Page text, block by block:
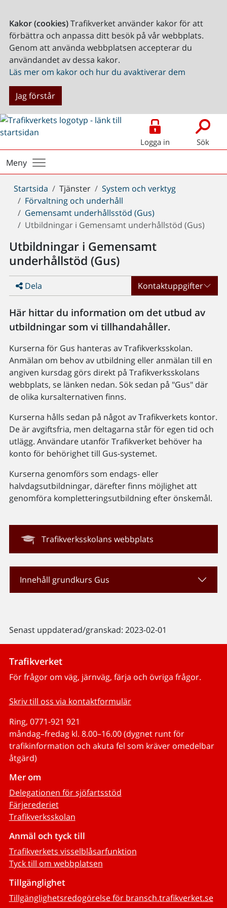
Kakor (cookies)Trafikverket använder kakor för att
förbättra och anpassa ditt besök på vår webbplats.
Genom att använda webbplatsen accepterar du
användandet av dessa kakor.
Läs mer om kakor och hur du avaktiverar dem
Jag förstår
Logga in Sök
Meny
Du
är
här:
Startsida Tjänster
System och verktyg
Förvaltning och underhåll
Gemensamt underhållsstöd (Gus)
Utbildningar i Gemensamt underhållstöd (Gus)
Utbildningar i Gemensamt
underhållstöd (Gus)
Dela Kontaktuppgifter
Här hittar du information om det utbud av
utbildningar som vi tillhandahåller.
Kurserna för Gus hanteras av Trafikverksskolan.
Anmälan om behov av utbildning eller anmälan till en
angiven kursdag görs direkt på Trafikverksskolans
webbplats, se länken nedan. Sök sedan på "Gus" där
de olika kursalternativen finns.
Kurserna hålls sedan på något av Trafikverkets kontor.
De är avgiftsfria, men deltagarna står för egen tid och
utlägg. Användare utanför Trafikverket behöver ha
konto för behörighet till Gus-systemet.
Kurserna genomförs som endags- eller
halvdagsutbildningar, därefter finns möjlighet att
genomföra kompletteringsutbildning efter önskemål.
Trafikverksskolans webbplats
Innehåll grundkurs Gus
Senast uppdaterad/granskad: 2023-02-01
Trafikverket
För frågor om väg, järnväg, färja och övriga frågor.
Skriv till oss via kontaktformulär
Ring, 0771-921 921
måndag–fredag kl. 8.00–16.00 (dygnet runt för
trafikinformation och akuta fel som kräver omedelbar
åtgärd)
Mer om
Delegationen för sjöfartsstöd
Färjerederiet
Trafikverksskolan
Anmäl och tyck till
Trafikverkets visselblåsarfunktion
Tyck till om webbplatsen
Tillgänglighet
Tillgänglighetsredogörelse för bransch.trafikverket.se